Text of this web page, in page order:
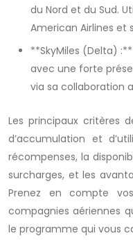
du Nord et du Sud.
American Airlines et
**SkyMiles (Delta)
avec une forte
via sa collaboration
Les principaux critères
d’accumulation et
récompenses, la
surcharges, et les
Prenez en compte
compagnies aériennes
le programme qui vous